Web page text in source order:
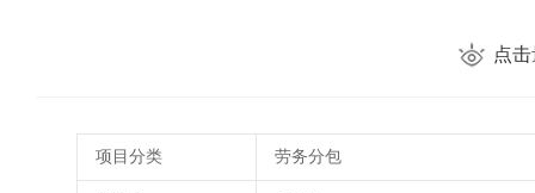
点
项目分类 劳务分包